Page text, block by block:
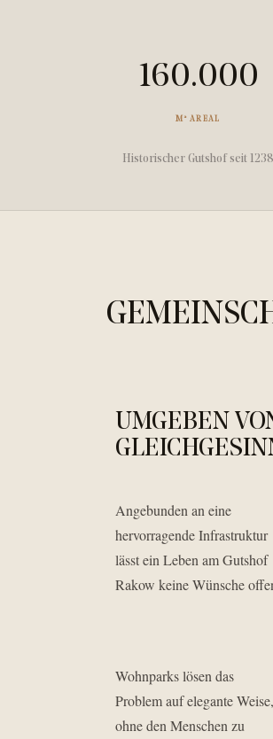
160.000
M² AREAL
Historischer Gutshof seit 1238
UMGEBEN
Angebunden an eine
hervorragende Infrastruktur
lässt ein Leben am Gutshof
Rakow keine Wünsche
Wohnparks lösen das
Problem auf elegante Weise,
ohne den Menschen zu